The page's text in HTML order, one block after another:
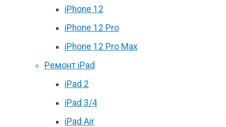
iPhone 12
iPhone 12 Pro
iPhone 12 Pro Max
Ремонт iPad
iPad 2
iPad 3/4
iPad Air